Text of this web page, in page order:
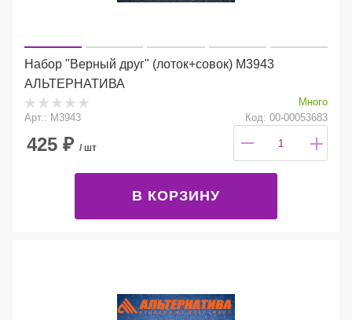
Набор "Верный друг" (лоток+совок) М3943
АЛЬТЕРНАТИВА
Много
Арт.: М3943
Код: 00-00053683
425 ₽ / шт
В КОРЗИНУ